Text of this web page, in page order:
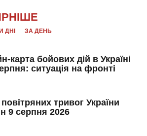
ДНІ ЗА ДЕНЬ
карта бойових дій в Україні
ситуація на фронті
тривог України
9 серпня 2026